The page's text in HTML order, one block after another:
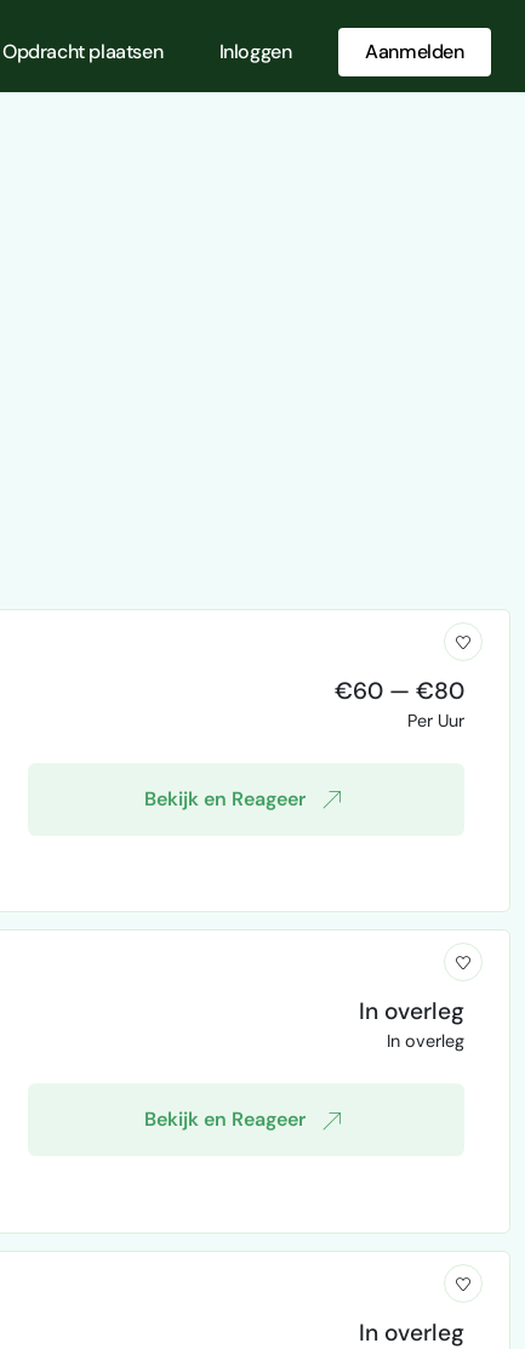
Opdracht plaatsen Inloggen Aanmelden
€60 — €80
Per Uur
Bekijk en Reageer
In overleg
In overleg
Bekijk en Reageer
In overleg